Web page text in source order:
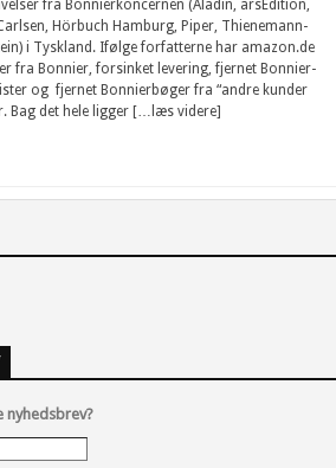
fra Bonnierkoncernen (Aladin, arsEdition,
Hörbuch Hamburg, Piper, Thienemann-
i Tyskland. Ifølge forfatterne har amazon.de
fra Bonnier, forsinket levering, fjernet Bonnier-
og fjernet Bonnierbøger fra “andre kunder
Bag det hele ligger […læs videre]
nyhedsbrev?